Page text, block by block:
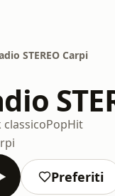
STEREO Carpi
classicoPopHit
Preferiti